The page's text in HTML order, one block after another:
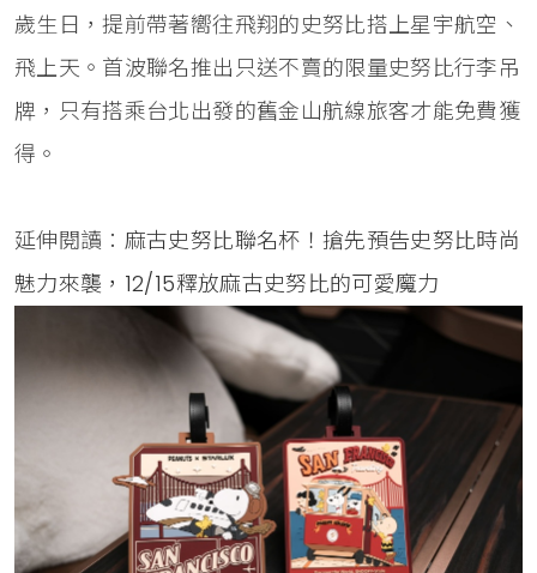
歲生日，提前帶著嚮往飛翔的史努比搭上星宇航空、
飛上天。首波聯名推出只送不賣的限量史努比行李吊
牌，只有搭乘台北出發的舊金山航線旅客才能免費獲
得。
延伸閱讀： 麻古史努比聯名杯！搶先預告史努比時尚
魅力來襲，12/15釋放麻古史努比的可愛魔力